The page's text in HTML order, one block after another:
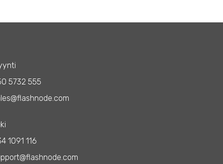
5732 555
1091 116